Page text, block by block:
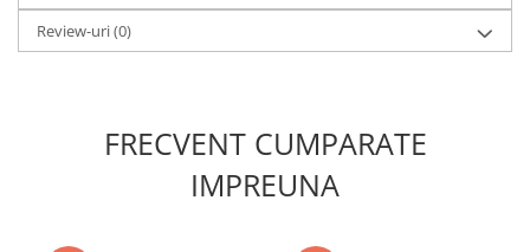
Review-uri(0)
FRECVENT CUMPARATE
IMPREUNA